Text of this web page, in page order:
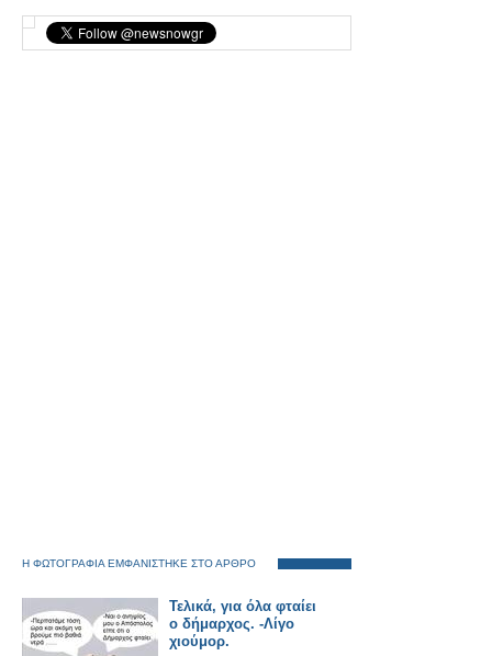
Η ΦΩΤΟΓΡΑΦΙΑ ΕΜΦΑΝΙΣΤΗΚΕ ΣΤΟ ΑΡΘΡΟ
Τελικά, για όλα φταίει
ο δήμαρχος. -Λίγο
χιούμορ.